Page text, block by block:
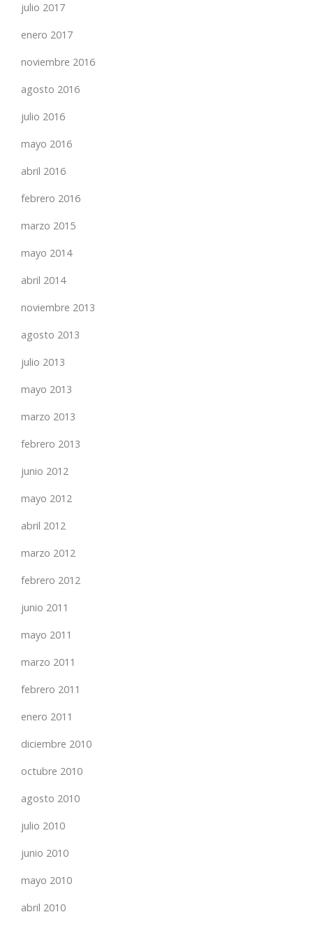
julio 2017
enero 2017
noviembre 2016
agosto 2016
julio 2016
mayo 2016
abril 2016
febrero 2016
marzo 2015
mayo 2014
abril 2014
noviembre 2013
agosto 2013
julio 2013
mayo 2013
marzo 2013
febrero 2013
junio 2012
mayo 2012
abril 2012
marzo 2012
febrero 2012
junio 2011
mayo 2011
marzo 2011
febrero 2011
enero 2011
diciembre 2010
octubre 2010
agosto 2010
julio 2010
junio 2010
mayo 2010
abril 2010